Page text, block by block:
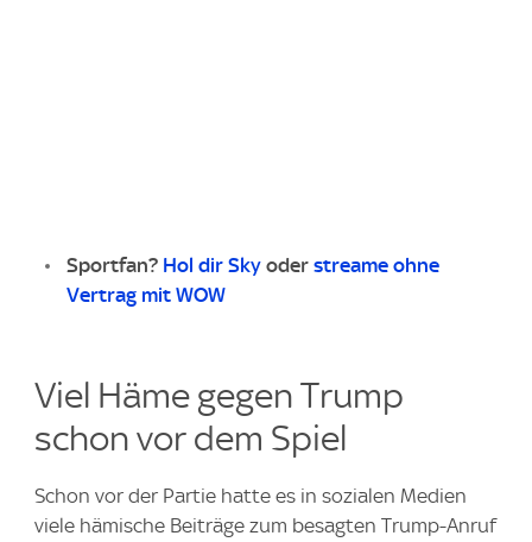
Sportfan? Hol dir Sky oder streame ohne
Vertrag mit WOW
Viel Häme gegen Trump
schon vor dem Spiel
Schon vor der Partie hatte es in sozialen Medien
viele hämische Beiträge zum besagten Trump-Anruf